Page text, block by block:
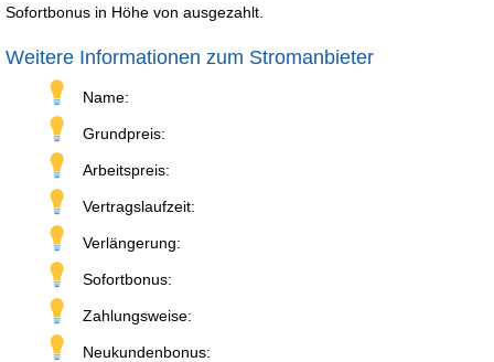
Sofortbonus in Höhe von ausgezahlt.
Weitere Informationen zum Stromanbieter
Name:
Grundpreis:
Arbeitspreis:
Vertragslaufzeit:
Verlängerung:
Sofortbonus:
Zahlungsweise:
Neukundenbonus: